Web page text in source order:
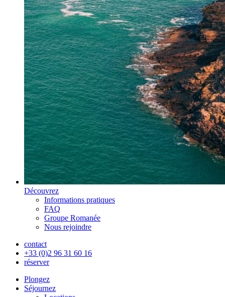
Découvrez
Informations pratiques
FAQ
Groupe Romanée
Nous rejoindre
contact
+33 (0)2 96 31 60 16
réserver
Plongez
Séjournez